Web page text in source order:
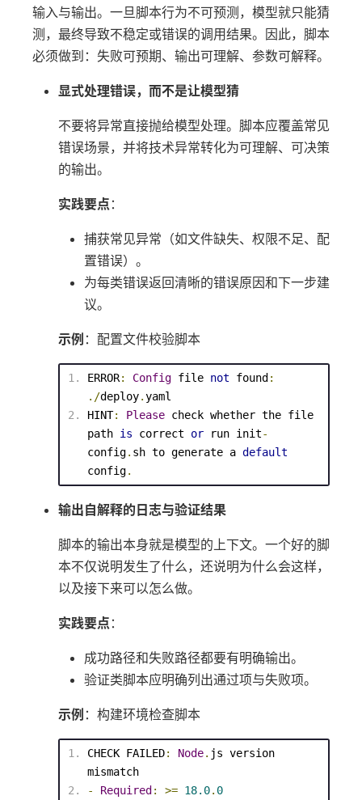
输入与输出。一旦脚本行为不可预测，模型就只能猜
测，最终导致不稳定或错误的调用结果。因此，脚本
必须做到：失败可预期、输出可理解、参数可解释。
显式处理错误，而不是让模型猜
不要将异常直接抛给模型处理。脚本应覆盖常见
错误场景，并将技术异常转化为可理解、可决策
的输出。
实践要点 ：
捕获常见异常（如文件缺失、权限不足、配
置错误）。
为每类错误返回清晰的错误原因和下一步建
议。
示例 ：配置文件校验脚本
ERROR: Config file not found :
./deploy.yaml
HINT: Please check whether the file
path is correct or run init-
config. sh to generate a default
config.
输出自解释的日志与验证结果
脚本的输出本身就是模型的上下文。一个好的脚
本不仅说明发生了什么，还说明为什么会这样，
以及接下来可以怎么做。
实践要点 ：
成功路径和失败路径都要有明确输出。
验证类脚本应明确列出通过项与失败项。
示例 ：构建环境检查脚本
CHECK FAILED: Node. js version
mismatch
-
Required : >= 18.0. 0